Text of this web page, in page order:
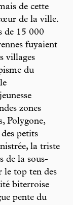
de cette
de la ville.
de 15 000
fuyaient
villages
du
zones
Polygone,
petits
la triste
de la sous-
le top ten des
biterroise
pente du